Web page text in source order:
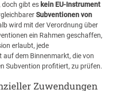
doch gibt es kein EU-Instrument
Subventionen von
wird mit der Verordnung über
ein Rahmen geschaffen,
erlaubt, jede
dem Binnenmarkt, die von
Subvention profitiert, zu prüfen.
Zuwendungen